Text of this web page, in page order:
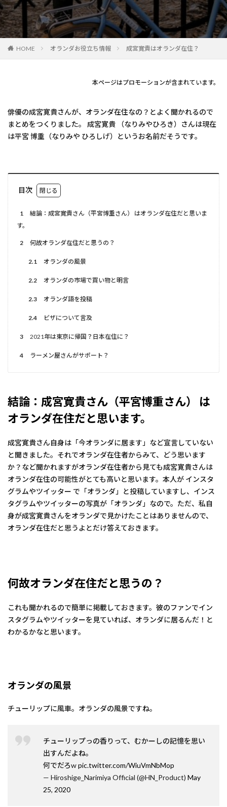
HOME オランダお役立ち情報 成宮寛貴はオランダ在住？
本ページはプロモーションが含まれています。
俳優の成宮寛貴さんが、オランダ在住なの？とよく聞かれるので
まとめをつくりました。 成宮寛貴 （なりみやひろき）さんは現在
は平宮 博重（なりみや ひろしげ）というお名前だそうです。
目次
1
結論：成宮寛貴さん（平宮博重さん） はオランダ在住だと思いま
す。
2 何故オランダ在住だと思うの？
2.1 オランダの風景
2.2 オランダの市場で買い物と明言
2.3 オランダ語を投稿
2.4 ビザについて言及
3 2021年は東京に帰国？日本在住に？
4 ラーメン屋さんがサポート？
結論：成宮寛貴さん（平宮博重さん） は
オランダ在住だと思います。
成宮寛貴さん自身は「今オランダに居ます」など宣言していない
と聞きました。それでオランダ在住者からみて、どう思います
か？など聞かれますがオランダ在住者から見ても成宮寛貴さんは
オランダ在住の可能性がとても高いと思います。本人が インスタ
グラムやツイッター で「オランダ」と投稿していますし、インス
タグラムやツイッターの写真が「オランダ」なので。ただ、私自
身が成宮寛貴さんをオランダで見かけたことはありませんので、
オランダ在住だと思うよとだけ答えておきます。
何故オランダ在住だと思うの？
これも聞かれるので簡単に掲載しておきます。彼のファンでイン
スタグラムやツイッターを見ていれば、オランダに居るんだ！と
わかるかなと思います。
オランダの風景
チューリップに風車。オランダの風景ですね。
チューリップっの香りって、むかーしの記憶を思い
出すんだよね。
何でだろwpic.twitter.com/WiuVmNbMop
— Hiroshige_Narimiya Official (@HN_Product) May
25, 2020